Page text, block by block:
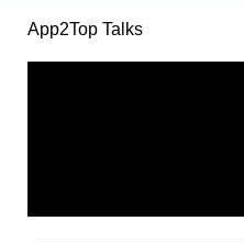
App2Top Talks